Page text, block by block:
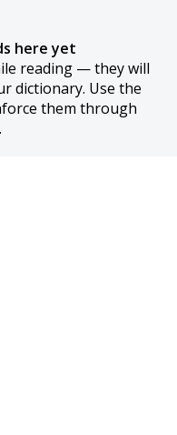
here yet
reading — they will
dictionary. Use the
them through